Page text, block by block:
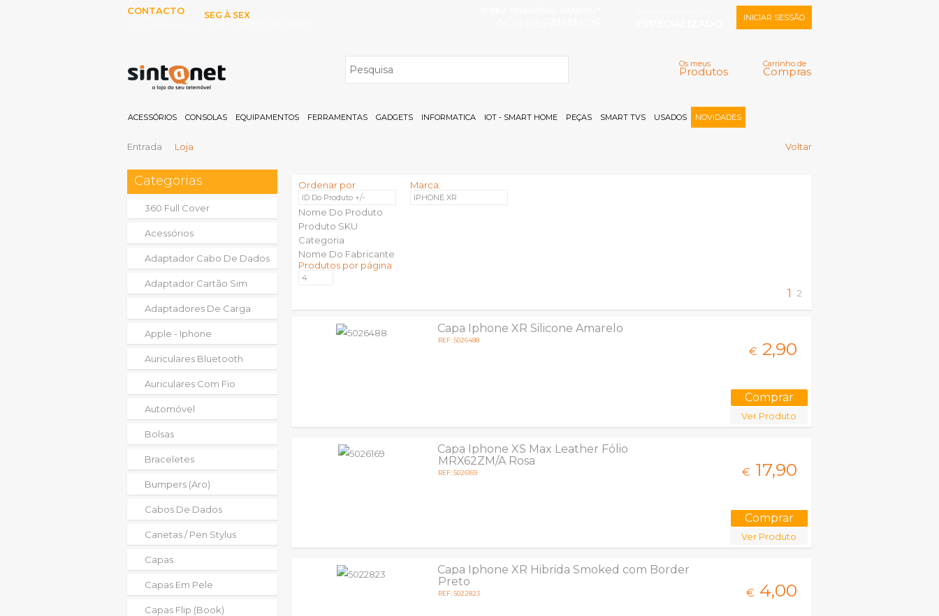
CONTACTO
SEG À SEX
Carrinho de
Compras
Os meus
Produtos
INICIAR SESSÃO
Memorizar
Registar |
ACESSÓRIOS CONSOLAS EQUIPAMENTOS FERRAMENTAS GADGETS INFORMATICA IOT - SMART HOME PEÇAS SMART TVS USADOS NOVIDADES
Entrada Loja Voltar
Categorias
360 Full Cover
Acessórios
Adaptador Cabo De Dados
Adaptador Cartão Sim
Adaptadores De Carga
Apple - Iphone
Auriculares Bluetooth
Auriculares Com Fio
Automóvel
Bolsas
Braceletes
Bumpers (aro)
Cabos De Dados
Canetas / Pen Stylus
Capas
Capas Em Pele
Capas Flip (book)
Ordenar por
ID Do Produto +/-
Nome Do Produto
Produto SKU
Categoria
Nome Do Fabricante
Marca:
IPHONE XR
Produtos por página
1 2
Capa Iphone XR Silicone Amarelo
REF: 5026488
€ 2,90
Ver Produto
Capa Iphone XS Max Leather Fólio
MRX62ZM/A Rosa
REF: 5026169 € 17,90
Ver Produto
Capa Iphone XR Hibrida Smoked com Border
Preto
REF: 5022823 € 4,00